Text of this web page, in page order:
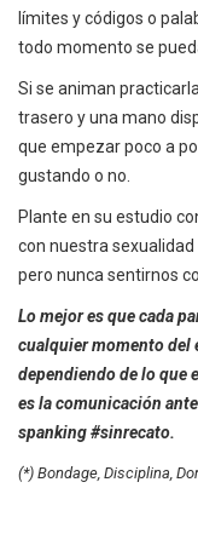
límites y códigos o
todo momento se
Si se animan
trasero y una mano
que empezar poco a
gustando o no.
Plante en su estudio
con nuestra
pero nunca sentirnos
Lo mejor es que cada
cualquier momento del
dependiendo de lo que
es la comunicación
spanking #sinrecato.
(*) Bondage, Disciplina,